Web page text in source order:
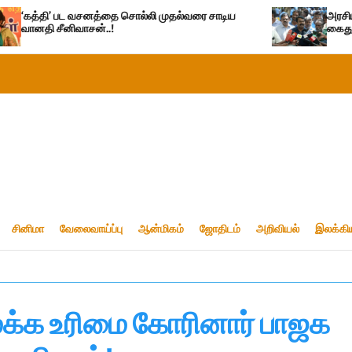
சொல்லி முதல்வரை சாடிய
அரசியல் பழிவாங்கும்
கைதுசெய்வதா?- சீமான்
சினிமா வேலைவாய்ப்பு ஆன்மிகம் ஜோதிடம் அறிவியல்
உரிமை கோரினார் பாஜக